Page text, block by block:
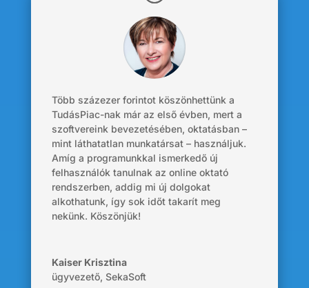
Több százezer forintot köszönhettünk a
TudásPiac-nak már az első évben, mert a
szoftvereink bevezetésében, oktatásban –
mint láthatatlan munkatársat – használjuk.
Amíg a programunkkal ismerkedő új
felhasználók tanulnak az online oktató
rendszerben, addig mi új dolgokat
alkothatunk, így sok időt takarít meg
nekünk. Köszönjük!
Kaiser Krisztina
ügyvezető, SekaSoft